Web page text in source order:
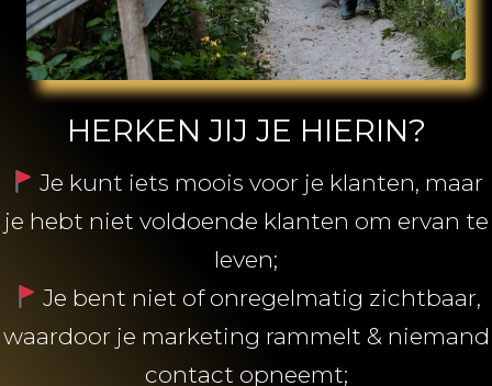
HERKEN JIJ JE HIERIN?
Je kunt iets moois voor je klanten, maar
je hebt niet voldoende klanten om ervan te
leven;
Je bent niet of onregelmatig zichtbaar,
waardoor je marketing rammelt & niemand
contact opneemt;